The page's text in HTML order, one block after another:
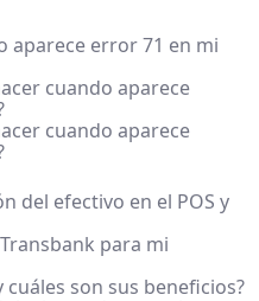
aparece error 71 en mi
cuando aparece
cuando aparece
del efectivo en el POS y
para mi
cuáles son sus beneficios?